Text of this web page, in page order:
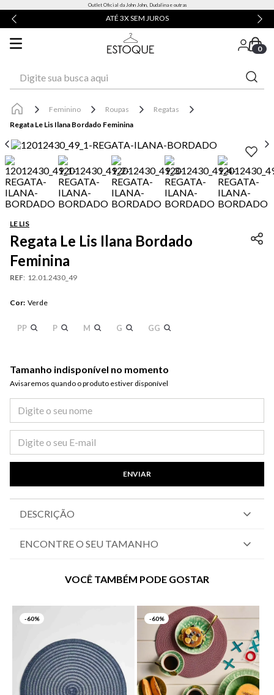
Outlet Oficial da John John, Dudalina e outras
ATÉ 3X SEM JUROS
0
Feminino Roupas
Regatas
Regata Le Lis Ilana Bordado Feminina
LE LIS
Regata Le Lis Ilana Bordado
Feminina
REF: 12.01.2430_49
Cor: Verde
PP P M G GG
Tamanho indisponível no momento
Avisaremos quando o produto estiver disponível​
ENVIAR
DESCRIÇÃO
ENCONTRE O SEU TAMANHO
VOCÊ TAMBÉM PODE GOSTAR
-60% -60%